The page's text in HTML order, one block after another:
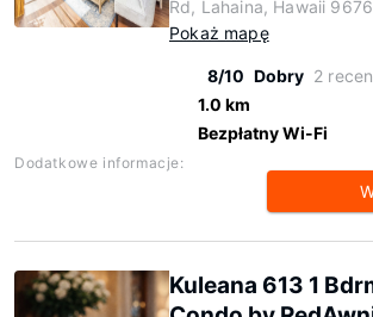
Rd, Lahaina, Hawaii
Pokaż mapę
8/10 Dobry 2
1.0 km
Bezpłatny Wi-Fi
Dodatkowe informacje:
Kuleana 613 1